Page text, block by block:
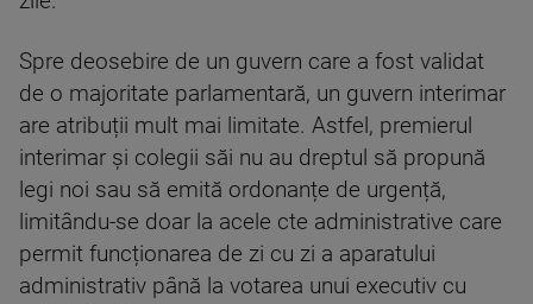
Spre deosebire de un guvern care a fost validat
de o majoritate parlamentară, un guvern interimar
are atribuții mult mai limitate. Astfel, premierul
interimar și colegii săi nu au dreptul să propună
legi noi sau să emită ordonanțe de urgență,
limitându-se doar la acele cte administrative care
permit funcționarea de zi cu zi a aparatului
administrativ până la votarea unui executiv cu